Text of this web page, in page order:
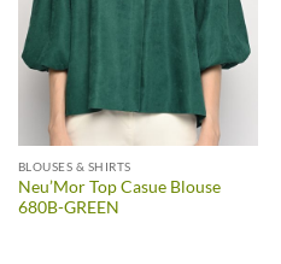
BLOUSES & SHIRTS
Neu’Mor Top Casue Blouse
680B-GREEN